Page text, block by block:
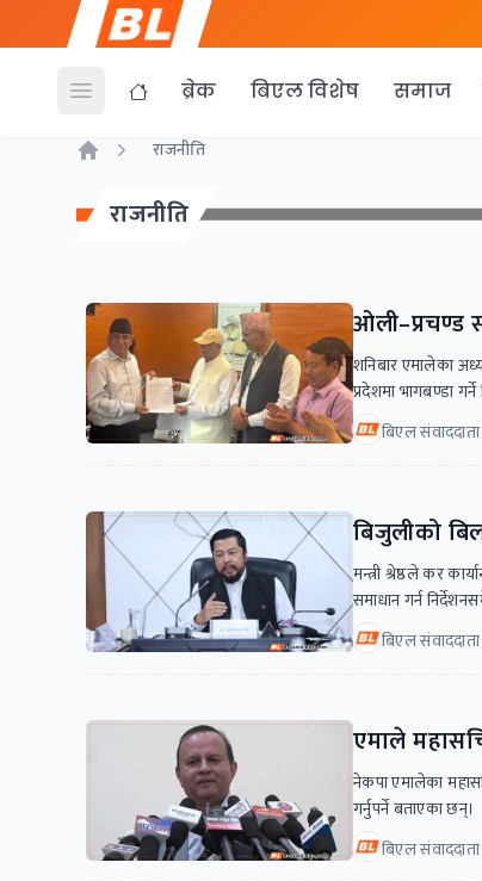
Open menu ब्रेक बिएल विशेष समाज
राजनीति
राजनीति
ओली–प्रचण्ड
शनिबार एमालेका
प्रदेशमा भागबण्डा
बिएल
बिजुलीको
मन्त्री श्रेष्ठले कर
समाधान गर्न
बिएल
एमाले
नेकपा एमालेका
गर्नुपर्ने बताएका छन्।
बिएल